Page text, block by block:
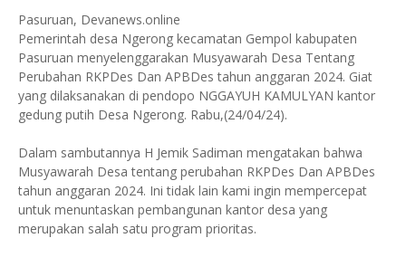
Pasuruan, Devanews.online
Pemerintah desa Ngerong kecamatan Gempol kabupaten
Pasuruan menyelenggarakan Musyawarah Desa Tentang
Perubahan RKPDes Dan APBDes tahun anggaran 2024. Giat
yang dilaksanakan di pendopo NGGAYUH KAMULYAN kantor
gedung putih Desa Ngerong. Rabu,(24/04/24).
Dalam sambutannya H Jemik Sadiman mengatakan bahwa
Musyawarah Desa tentang perubahan RKPDes Dan APBDes
tahun anggaran 2024. Ini tidak lain kami ingin mempercepat
untuk menuntaskan pembangunan kantor desa yang
merupakan salah satu program prioritas.